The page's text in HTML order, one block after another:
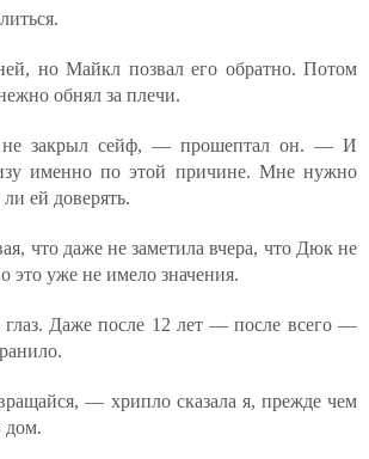
но Майкл позвал его обратно. Потом
обнял за плечи.
закрыл сейф, — прошептал он. — И
именно по этой причине. Мне нужно
ей доверять.
что даже не заметила вчера, что Дюк не
это уже не имело значения.
Даже после 12 лет — после всего —
— хрипло сказала я, прежде чем
дом.